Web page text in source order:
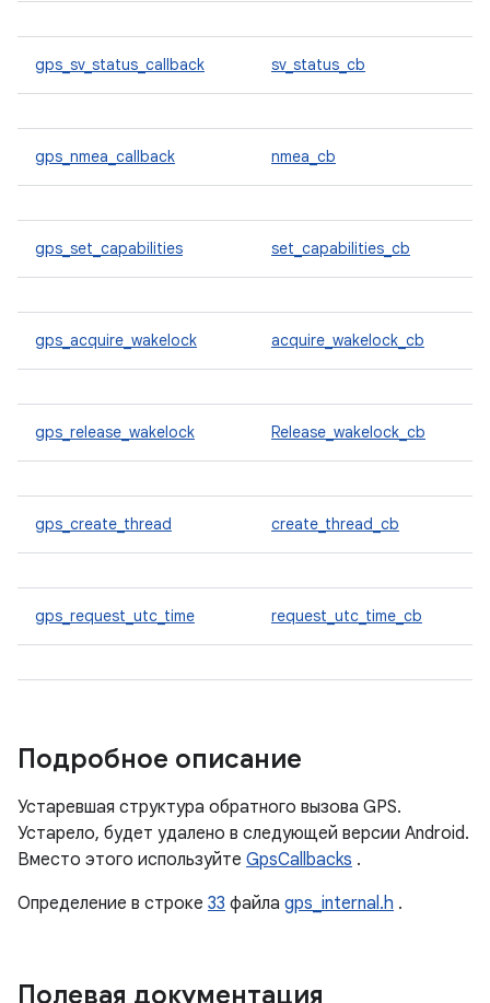
gps_sv_status_callback sv_status_cb
gps_nmea_callback nmea_cb
gps_set_capabilities set_capabilities_cb
gps_acquire_wakelock acquire_wakelock_cb
gps_release_wakelock Release_wakelock_cb
gps_create_thread create_thread_cb
gps_request_utc_time request_utc_time_cb
Подробное описание
Устаревшая структура обратного вызова GPS.
Устарело, будет удалено в следующей версии Android.
Вместо этого используйте GpsCallbacks .
Определение в строке 33 файла gps_internal.h .
Полевая документация